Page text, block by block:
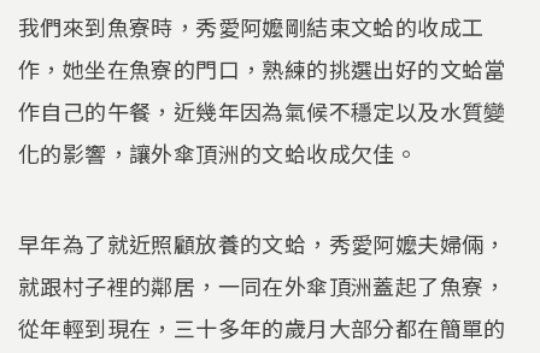
我們來到魚寮時，秀愛阿嬤剛結束文蛤的收成工
作，她坐在魚寮的門口，熟練的挑選出好的文蛤當
作自己的午餐，近幾年因為氣候不穩定以及水質變
化的影響，讓外傘頂洲的文蛤收成欠佳。
早年為了就近照顧放養的文蛤，秀愛阿嬤夫婦倆，
就跟村子裡的鄰居，一同在外傘頂洲蓋起了魚寮，
從年輕到現在，三十多年的歲月大部分都在簡單的